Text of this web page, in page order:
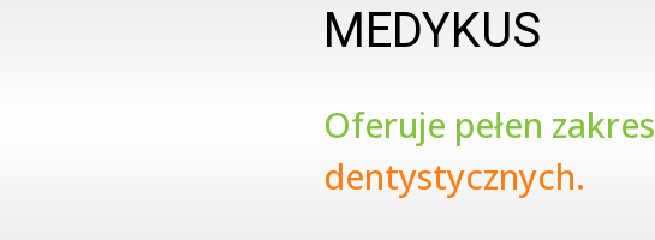
MEDYKUS
Oferuje pełen zakres
dentystycznych.